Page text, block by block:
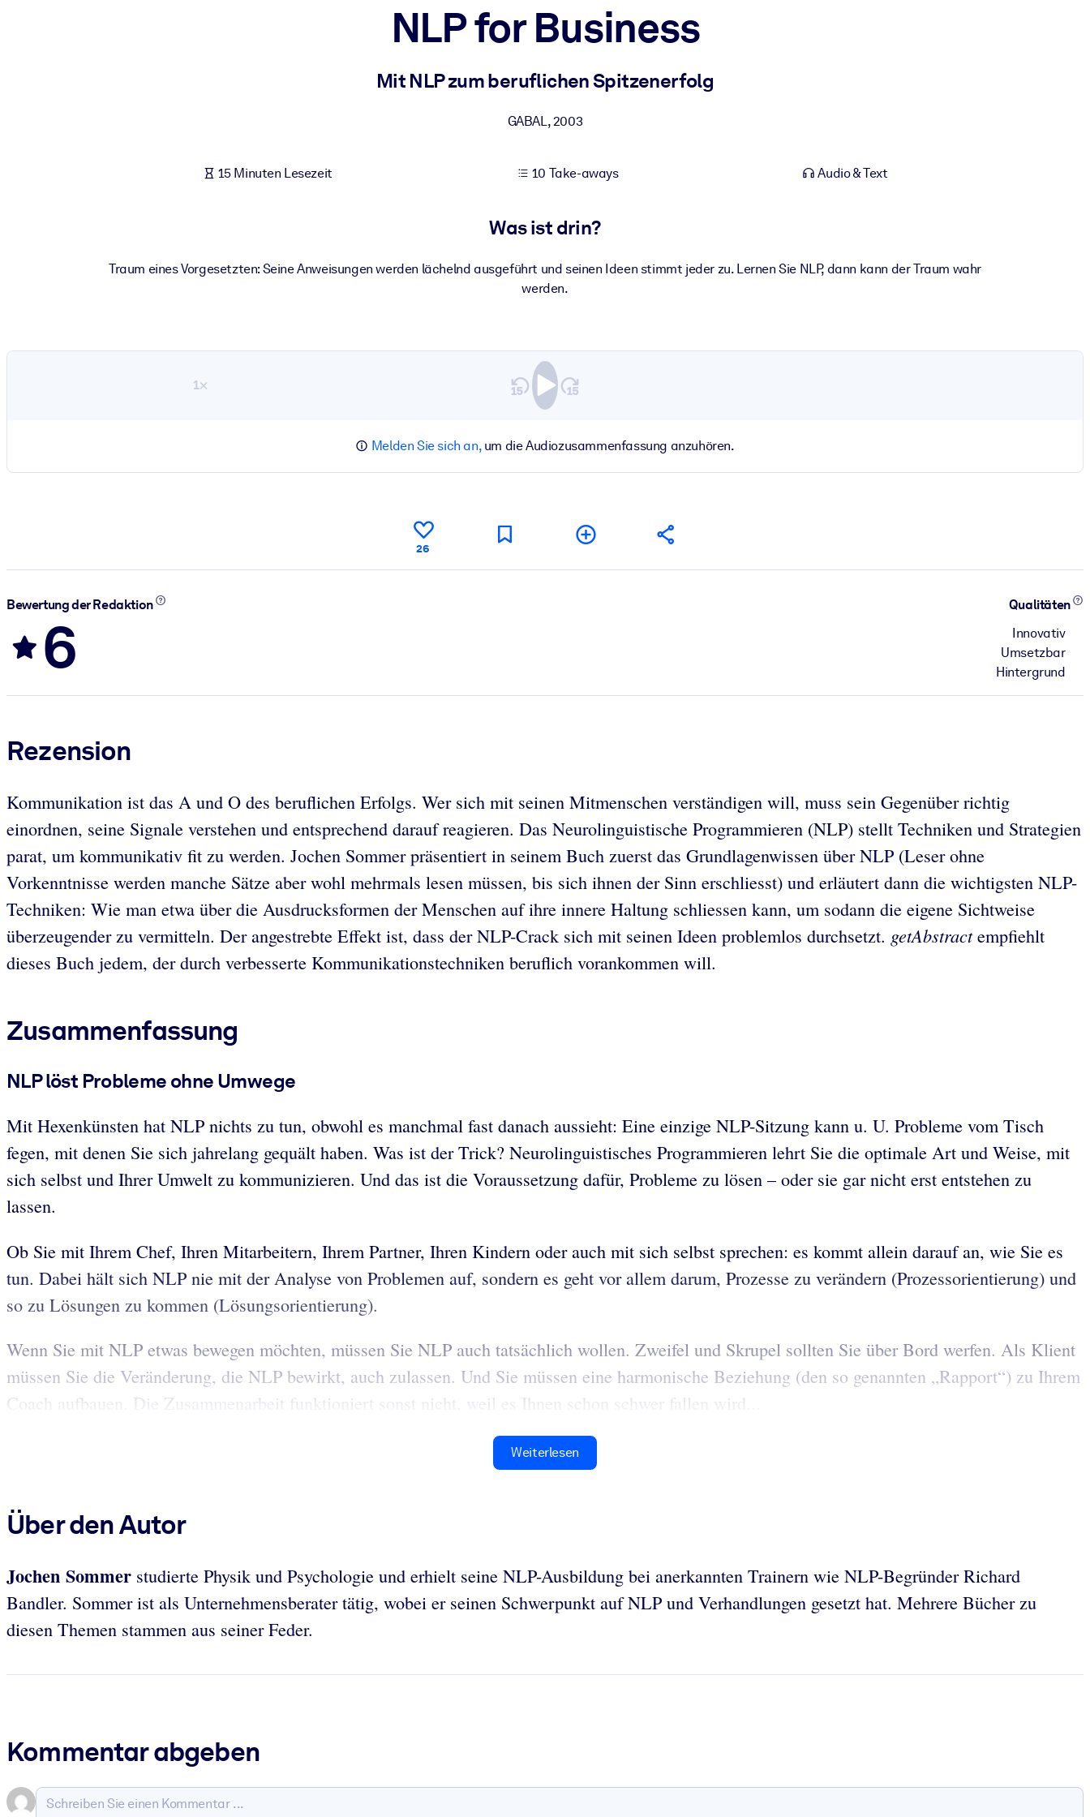
Bereichern Sie Ihre Unternehmensbibliothek mit vertrauenswürdigem, praxisnahem Business-Wissen.
Nutzen Sie verlässliches, strukturiertes Wissen, um die Ergebnisse Ihrer KI-Systeme zu optimieren.
NLP for Business
Mit NLP zum beruflichen Spitzenerfolg
GABAL,2003
15 Minuten Lesezeit 10 Take-aways Audio & Text
Was ist drin?
Traum eines Vorgesetzten: Seine Anweisungen werden lächelnd ausgeführt und seinen Ideen stimmt jeder zu. Lernen Sie NLP, dann kann der Traum wahr
werden.
1×
Melden Sie sich an,um die Audiozusammenfassung anzuhören.
26
Bewertung der Redaktion
6
Qualitäten
Innovativ
Umsetzbar
Hintergrund
Rezension
Kommunikation ist das A und O des beruflichen Erfolgs. Wer sich mit seinen Mitmenschen verständigen will, muss sein Gegenüber richtig
einordnen, seine Signale verstehen und entsprechend darauf reagieren. Das Neurolinguistische Programmieren (NLP) stellt Techniken und Strategien
parat, um kommunikativ fit zu werden. Jochen Sommer präsentiert in seinem Buch zuerst das Grundlagenwissen über NLP (Leser ohne
Vorkenntnisse werden manche Sätze aber wohl mehrmals lesen müssen, bis sich ihnen der Sinn erschliesst) und erläutert dann die wichtigsten NLP-
Techniken: Wie man etwa über die Ausdrucksformen der Menschen auf ihre innere Haltung schliessen kann, um sodann die eigene Sichtweise
überzeugender zu vermitteln. Der angestrebte Effekt ist, dass der NLP-Crack sich mit seinen Ideen problemlos durchsetzt. getAbstractempfiehlt
dieses Buch jedem, der durch verbesserte Kommunikationstechniken beruflich vorankommen will.
Zusammenfassung
NLP löst Probleme ohne Umwege
Mit Hexenkünsten hat NLP nichts zu tun, obwohl es manchmal fast danach aussieht: Eine einzige NLP-Sitzung kann u. U. Probleme vom Tisch
fegen, mit denen Sie sich jahrelang gequält haben. Was ist der Trick? Neurolinguistisches Programmieren lehrt Sie die optimale Art und Weise, mit
sich selbst und Ihrer Umwelt zu kommunizieren. Und das ist die Voraussetzung dafür, Probleme zu lösen – oder sie gar nicht erst entstehen zu
lassen.
Ob Sie mit Ihrem Chef, Ihren Mitarbeitern, Ihrem Partner, Ihren Kindern oder auch mit sich selbst sprechen: es kommt allein darauf an, wie Sie es
tun. Dabei hält sich NLP nie mit der Analyse von Problemen auf, sondern es geht vor allem darum, Prozesse zu verändern (Prozessorientierung) und
so zu Lösungen zu kommen (Lösungsorientierung).
Wenn Sie mit NLP etwas bewegen möchten, müssen Sie NLP auch tatsächlich wollen. Zweifel und Skrupel sollten Sie über Bord werfen. Als Klient
müssen Sie die Veränderung, die NLP bewirkt, auch zulassen. Und Sie müssen eine harmonische Beziehung (den so genannten „Rapport“) zu Ihrem
Coach aufbauen. Die Zusammenarbeit funktioniert sonst nicht, weil es Ihnen schon schwer fallen wird...
Weiterlesen
Über den Autor
Jochen Sommer studierte Physik und Psychologie und erhielt seine NLP-Ausbildung bei anerkannten Trainern wie NLP-Begründer Richard
Bandler. Sommer ist als Unternehmensberater tätig, wobei er seinen Schwerpunkt auf NLP und Verhandlungen gesetzt hat. Mehrere Bücher zu
diesen Themen stammen aus seiner Feder.
Kommentar abgeben